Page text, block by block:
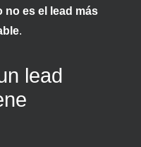
no es el lead más
.
lead